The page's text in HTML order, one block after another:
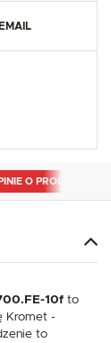
O PRODUKCIE
10f to
Kromet -
to